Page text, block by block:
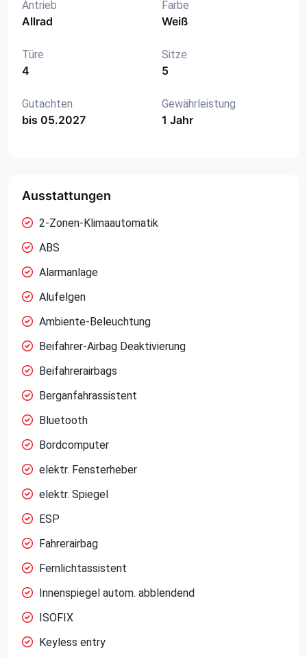
Antrieb
Allrad
Farbe
Weiß
Türe
4
Sitze
5
Gutachten
bis 05.2027
Gewährleistung
1 Jahr
Ausstattungen
2-Zonen-Klimaautomatik
ABS
Alarmanlage
Alufelgen
Ambiente-Beleuchtung
Beifahrer-Airbag Deaktivierung
Beifahrerairbags
Berganfahrassistent
Bluetooth
Bordcomputer
elektr. Fensterheber
elektr. Spiegel
ESP
Fahrerairbag
Fernlichtassistent
Innenspiegel autom. abblendend
ISOFIX
Keyless entry